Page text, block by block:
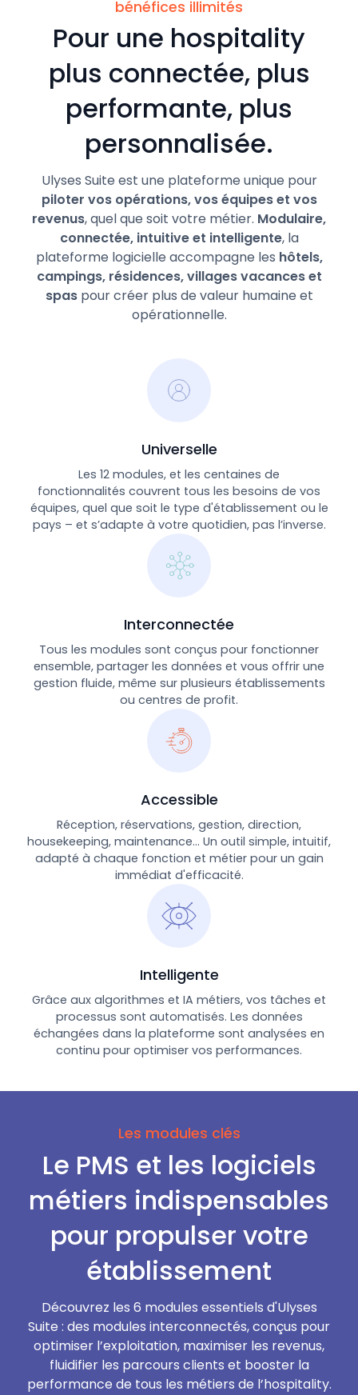
bénéfices illimités
Pour une hospitality
plus connectée, plus
performante, plus
personnalisée.
Ulyses Suite est une plateforme unique pour
piloter vos opérations, vos équipes et vos
revenus, quel que soit votre métier. Modulaire,
connectée, intuitive et intelligente, la
plateforme logicielle accompagne les hôtels,
campings, résidences, villages vacances et
spaspour créer plus de valeur humaine et
opérationnelle.
Universelle
Les 12 modules, et les centaines de
fonctionnalités couvrent tous les besoins de vos
équipes, quel que soit le type d'établissement ou le
pays – et s’adapte à votre quotidien, pas l’inverse.
Interconnectée
Tous les modules sont conçus pour fonctionner
ensemble, partager les données et vous offrir une
gestion fluide, même sur plusieurs établissements
ou centres de profit.
Accessible
Réception, réservations, gestion, direction,
housekeeping, maintenance... Un outil simple, intuitif,
adapté à chaque fonction et métier pour un gain
immédiat d'efficacité.
Intelligente
Grâce aux algorithmes et IA métiers, vos tâches et
processus sont automatisés. Les données
échangées dans la plateforme sont analysées en
continu pour optimiser vos performances.
Les modules clés
Le PMS et les logiciels
métiers indispensables
pour propulser votre
établissement
Découvrez les 6 modules essentiels d'Ulyses
Suite : des modules interconnectés, conçus pour
optimiser l’exploitation, maximiser les revenus,
fluidifier les parcours clients et booster la
performance de tous les métiers de l’hospitality.